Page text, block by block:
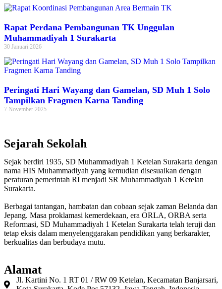
Rapat Perdana Pembangunan TK Unggulan
Muhammadiyah 1 Surakarta
30 Januari 2026
Peringati Hari Wayang dan Gamelan, SD Muh 1 Solo
Tampilkan Fragmen Karna Tanding
7 November 2025
Sejarah Sekolah
Sejak berdiri 1935, SD Muhammadiyah 1 Ketelan Surakarta dengan
nama HIS Muhammadiyah yang kemudian disesuaikan dengan
peraturan pemerintah RI menjadi SR Muhammadiyah 1 Ketelan
Surakarta.
Berbagai tantangan, hambatan dan cobaan sejak zaman Belanda dan
Jepang. Masa proklamasi kemerdekaan, era ORLA, ORBA serta
Reformasi, SD Muhammadiyah 1 Ketelan Surakarta telah teruji dan
tetap eksis dalam menyelenggarakan pendidikan yang berkarakter,
berkualitas dan berbudaya mutu.
Alamat
Jl. Kartini No. 1 RT 01 / RW 09 Ketelan, Kecamatan Banjarsari,